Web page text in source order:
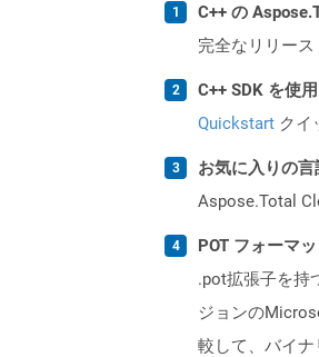
C++ の
完全なリリー
C++ SDK を使
Quickstart クイ
お気に入りの
Aspose.Total
POT フォーマ
.pot拡張子を持
ジョンの
較して、バイ